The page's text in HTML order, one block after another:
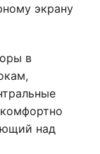
экрану
в
над